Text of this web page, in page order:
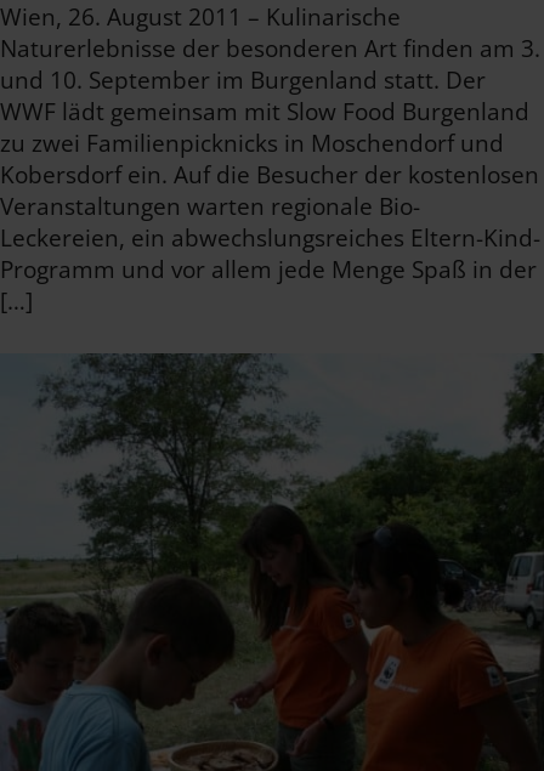
Wien, 26. August 2011 – Kulinarische
Naturerlebnisse der besonderen Art finden am 3.
und 10. September im Burgenland statt. Der
WWF lädt gemeinsam mit Slow Food Burgenland
zu zwei Familienpicknicks in Moschendorf und
Kobersdorf ein. Auf die Besucher der kostenlosen
Veranstaltungen warten regionale Bio-
Leckereien, ein abwechslungsreiches Eltern-Kind-
Programm und vor allem jede Menge Spaß in der
[…]